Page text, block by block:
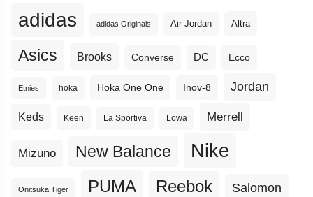
adidas adidas Originals Air Jordan Altra
Asics Brooks Converse DC Ecco
Etnies hoka Hoka One One Inov-8 Jordan
Keds Keen La Sportiva Lowa Merrell
Mizuno New Balance Nike
Onitsuka Tiger PUMA Reebok Salomon